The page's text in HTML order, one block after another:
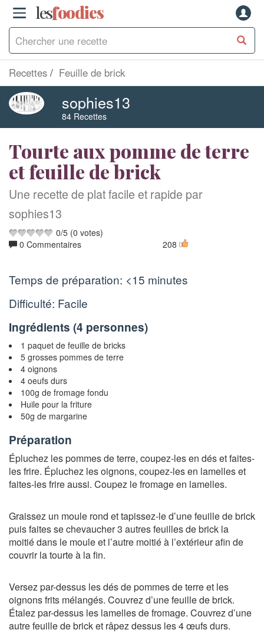
lesfoodies
Recettes Feuille de brick
sophies13
84 Recettes
Tourte aux pomme de terre
et feuille de brick
Une recette de plat facile et rapide par
sophies13
0/5 (0 votes)
0 Commentaires
208
Temps de préparation: <15 minutes
Difficulté: Facile
Ingrédients (4 personnes)
1 paquet de feuille de bricks
5 grosses pommes de terre
4 oignons
4 oeufs durs
100g de fromage fondu
Huile pour la friture
50g de margarine
Préparation
Épluchez les pommes de terre, coupez-les en dés et faites-
les frire. Épluchez les oignons, coupez-les en lamelles et
faites-les frire aussi. Coupez le fromage en lamelles.
Graissez un moule rond et tapissez-le d’une feuille de brick
puis faites se chevaucher 3 autres feuilles de brick la
moitié dans le moule et l’autre moitié à l’extérieur afin de
couvrir la tourte à la fin.
Versez par-dessus les dés de pommes de terre et les
oignons frits mélangés. Couvrez d’une feuille de brick.
Étalez par-dessus les lamelles de fromage. Couvrez d’une
autre feuille de brick et râpez dessus les 4 œufs durs.